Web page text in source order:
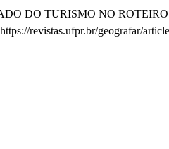
DO TURISMO NO
revistas.ufpr.br/geografar/